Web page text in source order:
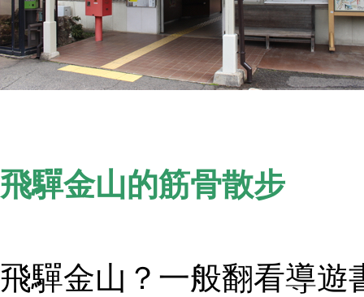
飛驒金山的筋骨散步
飛驒金山？一般翻看導遊